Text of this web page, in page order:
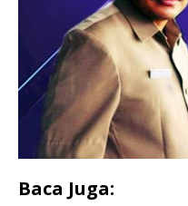
Baca Juga: